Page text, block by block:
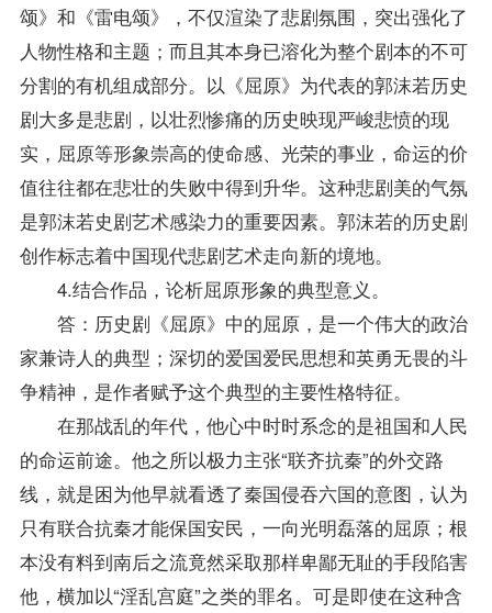
颂》和《雷电颂》，不仅渲染了悲剧氛围，突出强化了
人物性格和主题；而且其本身已溶化为整个剧本的不可
分割的有机组成部分。以《屈原》为代表的郭沫若历史
剧大多是悲剧，以壮烈惨痛的历史映现严峻悲愤的现
实，屈原等形象崇高的使命感、光荣的事业，命运的价
值往往都在悲壮的失败中得到升华。这种悲剧美的气氛
是郭沫若史剧艺术感染力的重要因素。郭沫若的历史剧
创作标志着中国现代悲剧艺术走向新的境地。
4.结合作品，论析屈原形象的典型意义。
答：历史剧《屈原》中的屈原，是一个伟大的政治
家兼诗人的典型；深切的爱国爱民思想和英勇无畏的斗
争精神，是作者赋予这个典型的主要性格特征。
在那战乱的年代，他心中时时系念的是祖国和人民
的命运前途。他之所以极力主张“联齐抗秦”的外交路
线，就是困为他早就看透了秦国侵吞六国的意图，认为
只有联合抗秦才能保国安民，一向光明磊落的屈原；根
本没有料到南后之流竟然采取那样卑鄙无耻的手段陷害
他，横加以“淫乱宫庭”之类的罪名。可是即使在这种含